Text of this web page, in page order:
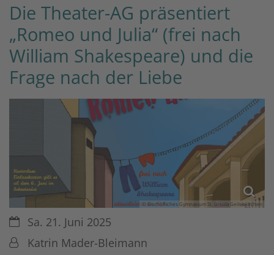
Die Theater-AG präsentiert
„Romeo und Julia“ (frei nach
William Shakespeare) und die
Frage nach der Liebe
© Bischöfliches Gymnasium St. Ursula Geilenkirchen
Datum:Sa. 21. Juni 2025
Von:Katrin Mader-Bleimann